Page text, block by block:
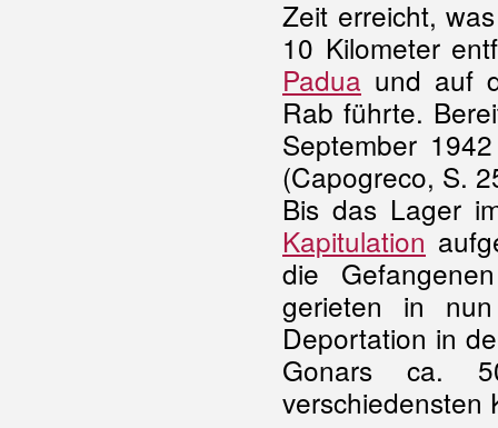
Zeit erreicht,
10 Kilometer
Padua und auf
Rab führte.
September
(Capogreco, S.
Bis das Lager
Kapitulation
die
gerieten in
Deportation in
Gonars ca.
verschiedensten